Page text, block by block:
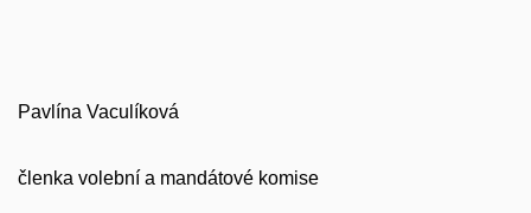
Pavlína Vaculíková
členka volební a mandátové komise